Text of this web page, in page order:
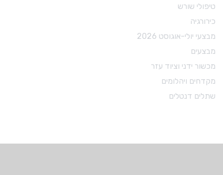
טיפולי שורש
כירורגיה
מבצעי יולי-אוגוסט 2026
מבצעים
מכשור ידני וציוד עזר
מקדחים ויהלומים
שתלים דנטלים